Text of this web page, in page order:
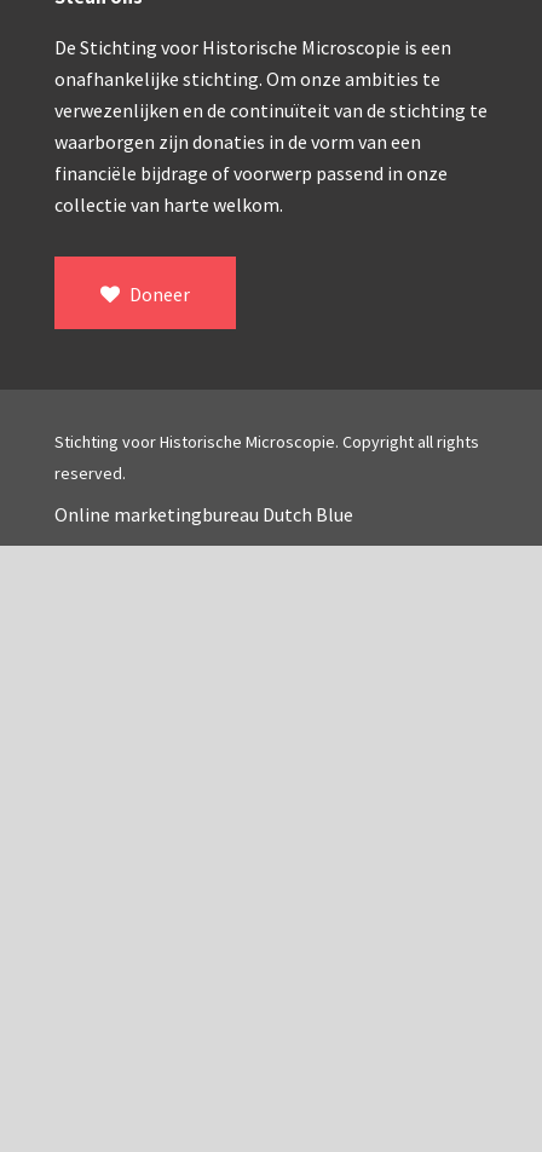
De Stichting voor Historische Microscopie is een
onafhankelijke stichting. Om onze ambities te
verwezenlijken en de continuïteit van de stichting te
waarborgen zijn donaties in de vorm van een
financiële bijdrage of voorwerp passend in onze
collectie van harte welkom.
Doneer
Stichting voor Historische Microscopie. Copyright all rights
reserved.
Online marketingbureau Dutch Blue